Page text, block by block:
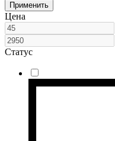
Применить
Цена
Статус